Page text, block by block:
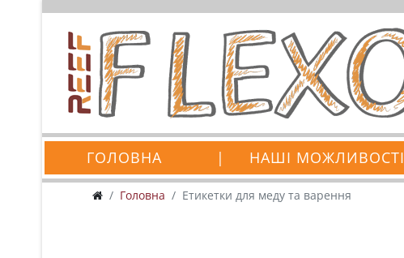
ГОЛОВНА
| НАШІ МОЖЛИВОСТІ
Головна Етикетки для меду та варення